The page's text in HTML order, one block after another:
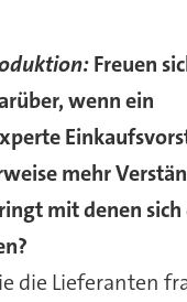
Freuen
wenn ein
mehr
mit denen
die Lieferanten